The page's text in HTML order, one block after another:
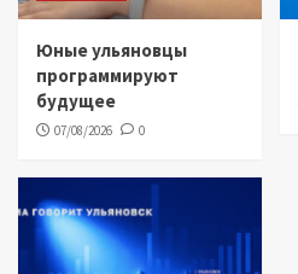
Юные ульяновцы
программируют
будущее
07/08/2026 0